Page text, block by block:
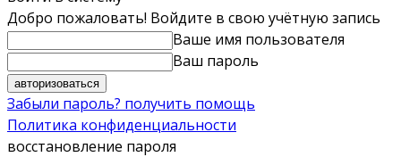
Добро пожаловать! Войдите в свою учётную запись
Ваше имя пользователя
Ваш пароль
Забыли пароль? получить помощь
Политика конфиденциальности
восстановление пароля